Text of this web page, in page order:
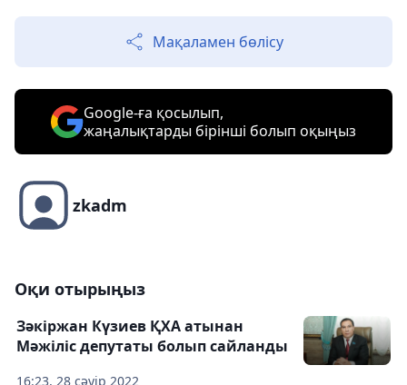
Мақаламен бөлісу
Google-ға қосылып,
жаңалықтарды бірінші болып оқыңыз
zkadm
Оқи отырыңыз
16:23, 28 сәуір 2022
Зәкіржан Күзиев ҚХА атынан
Мәжіліс депутаты болып сайланды